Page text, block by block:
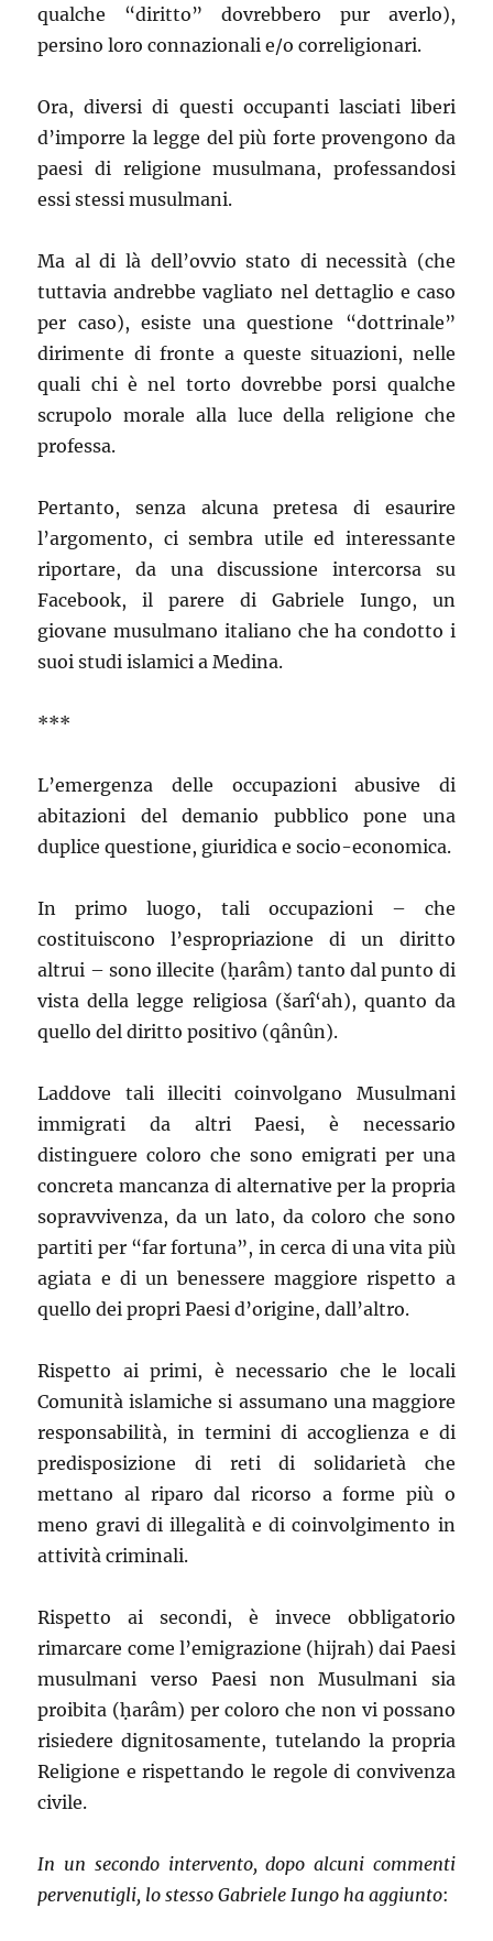
qualche “diritto” dovrebbero pur averlo),
persino loro connazionali e/o correligionari.
Ora, diversi di questi occupanti lasciati liberi
d’imporre la legge del più forte provengono da
paesi di religione musulmana, professandosi
essi stessi musulmani.
Ma al di là dell’ovvio stato di necessità (che
tuttavia andrebbe vagliato nel dettaglio e caso
per caso), esiste una questione “dottrinale”
dirimente di fronte a queste situazioni, nelle
quali chi è nel torto dovrebbe porsi qualche
scrupolo morale alla luce della religione che
professa.
Pertanto, senza alcuna pretesa di esaurire
l’argomento, ci sembra utile ed interessante
riportare, da una discussione intercorsa su
Facebook, il parere di Gabriele Iungo, un
giovane musulmano italiano che ha condotto i
suoi studi islamici a Medina.
***
L’emergenza delle occupazioni abusive di
abitazioni del demanio pubblico pone una
duplice questione, giuridica e socio-economica.
In primo luogo, tali occupazioni – che
costituiscono l’espropriazione di un diritto
altrui – sono illecite (ḥarâm) tanto dal punto di
vista della legge religiosa (šarî‘ah), quanto da
quello del diritto positivo (qânûn).
Laddove tali illeciti coinvolgano Musulmani
immigrati da altri Paesi, è necessario
distinguere coloro che sono emigrati per una
concreta mancanza di alternative per la propria
sopravvivenza, da un lato, da coloro che sono
partiti per “far fortuna”, in cerca di una vita più
agiata e di un benessere maggiore rispetto a
quello dei propri Paesi d’origine, dall’altro.
Rispetto ai primi, è necessario che le locali
Comunità islamiche si assumano una maggiore
responsabilità, in termini di accoglienza e di
predisposizione di reti di solidarietà che
mettano al riparo dal ricorso a forme più o
meno gravi di illegalità e di coinvolgimento in
attività criminali.
Rispetto ai secondi, è invece obbligatorio
rimarcare come l’emigrazione (hijrah) dai Paesi
musulmani verso Paesi non Musulmani sia
proibita (ḥarâm) per coloro che non vi possano
risiedere dignitosamente, tutelando la propria
Religione e rispettando le regole di convivenza
civile.
In un secondo intervento, dopo alcuni commenti
pervenutigli, lo stesso Gabriele Iungo ha aggiunto: